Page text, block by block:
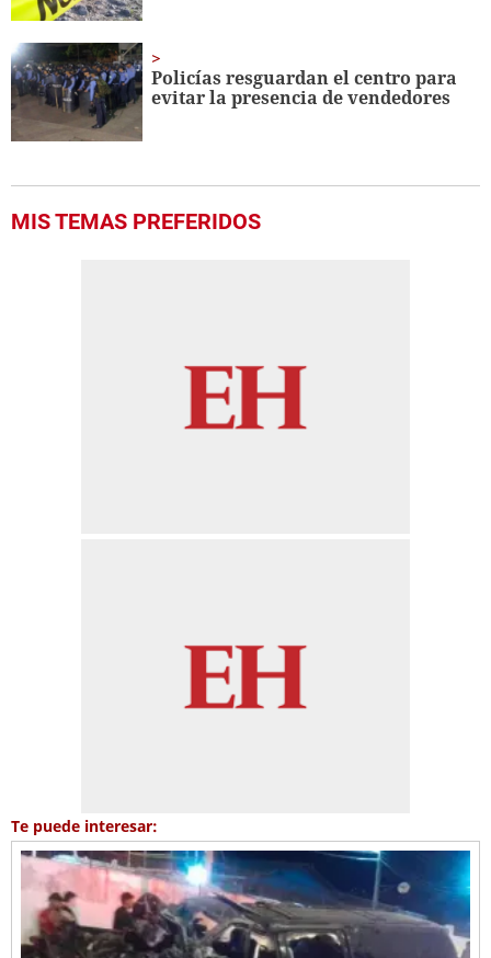
Policías resguardan el centro para
evitar la presencia de vendedores
MIS TEMAS PREFERIDOS
Te puede interesar: